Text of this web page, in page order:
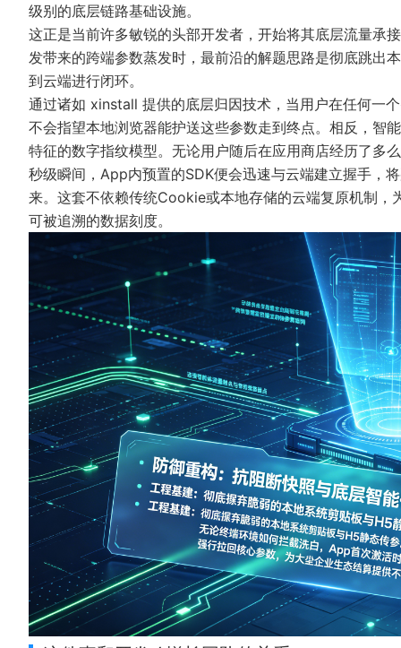
级别的底层链路基础设施。
这正是当前许多敏锐的头部开发者，开始将其底层流量承
发带来的跨端参数蒸发时，最前沿的解题思路是彻底跳出
到云端进行闭环。
通过诸如 xinstall 提供的底层归因技术，当用户在任何一
不会指望本地浏览器能护送这些参数走到终点。相反， 智
特征的数字指纹模型。无论用户随后在应用商店经历了多
秒级瞬间，App内预置的SDK便会迅速与云端建立握手，
来。这套不依赖传统Cookie或本地存储的云端复原机制，
可被追溯的数据刻度。